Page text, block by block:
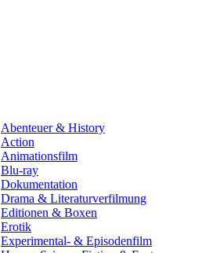
Abenteuer & History
Action
Animationsfilm
Blu-ray
Dokumentation
Drama & Literaturverfilmung
Editionen & Boxen
Erotik
Experimental- & Episodenfilm